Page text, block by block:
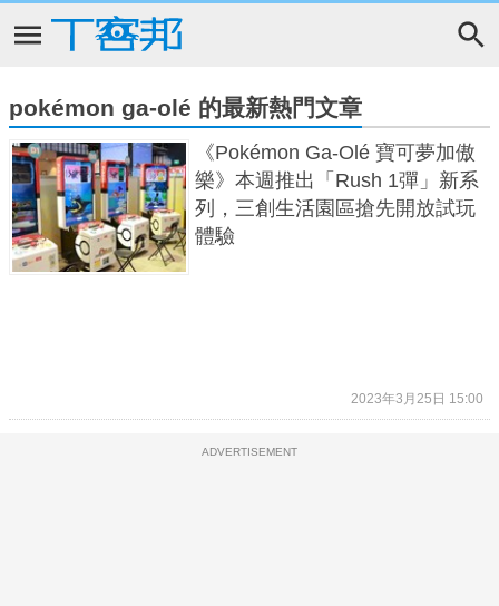
pokémon ga-olé 的最新熱門文章
《Pokémon Ga-Olé 寶可夢加傲
樂》本週推出「Rush 1彈」新系
列，三創生活園區搶先開放試玩
體驗
2023年3月25日 15:00
ADVERTISEMENT